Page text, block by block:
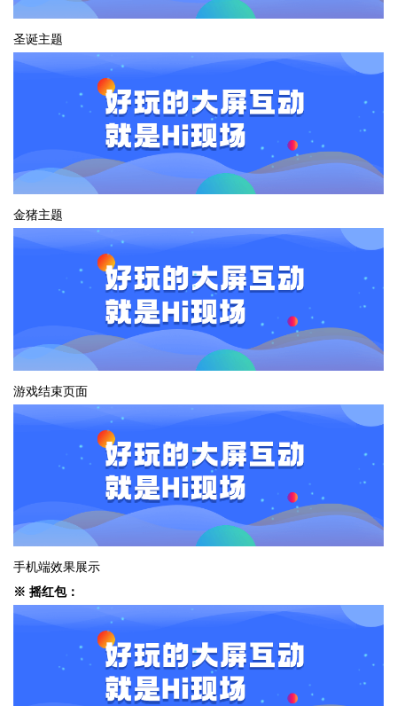
圣诞主题
金猪主题
游戏结束页面
手机端效果展示
※ 摇红包：